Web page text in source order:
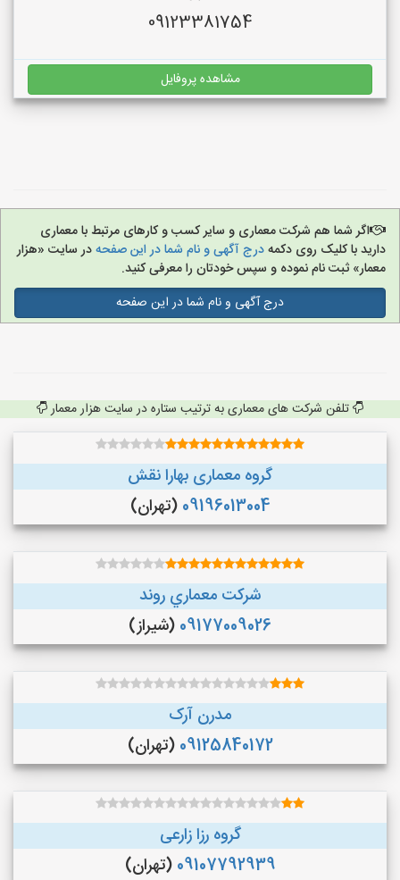
09123381754
مشاهده پروفایل
اگر شما هم شرکت معماری و سایر کسب و کارهای مرتبط با معماری
دارید با کلیک روی دکمهدرج آگهی و نام شما در این صفحهدر سایت «هزار
معمار» ثبت نام نموده و سپس خودتان را معرفی کنید.
درج آگهی و نام شما در این صفحه
تلفن شرکت های معماری به ترتیب ستاره در سایت هزار معمار
گروه معماری بهارا نقش
09196013004 (تهران)
شركت معماري روند
09177009026 (شیراز)
مدرن آرک
09125840172 (تهران)
گروه رزا زارعی
09107792939 (تهران)